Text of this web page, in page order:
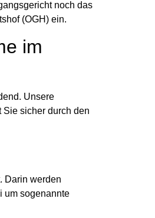
noch das
(OGH) ein.
im
Unsere
sicher durch den
Darin werden
um sogenannte